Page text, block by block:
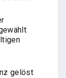
gelöst